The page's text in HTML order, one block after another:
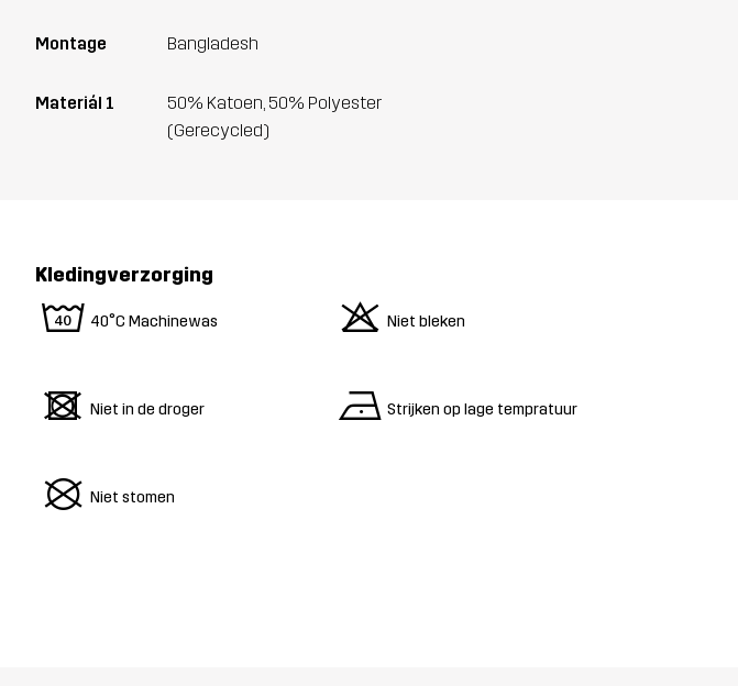
Montage Bangladesh
Materiál 1
50% Katoen, 50% Polyester
(Gerecycled)
Kledingverzorging
8 40°C Machinewas o Niet bleken
d Niet in de droger n Strijken op lage tempratuur
U Niet stomen